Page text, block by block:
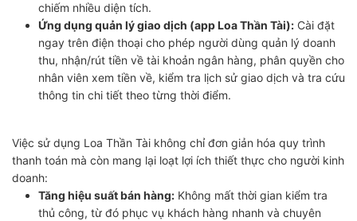
chiếm nhiều diện tích.
Ứng dụng quản lý giao dịch (app Loa Thần Tài): Cài đặt
ngay trên điện thoại cho phép người dùng quản lý doanh
thu, nhận/rút tiền về tài khoản ngân hàng, phân quyền cho
nhân viên xem tiền về, kiểm tra lịch sử giao dịch và tra cứu
thông tin chi tiết theo từng thời điểm.
Việc sử dụng Loa Thần Tài không chỉ đơn giản hóa quy trình
thanh toán mà còn mang lại loạt lợi ích thiết thực cho người kinh
doanh:
Tăng hiệu suất bán hàng: Không mất thời gian kiểm tra
thủ công, từ đó phục vụ khách hàng nhanh và chuyên